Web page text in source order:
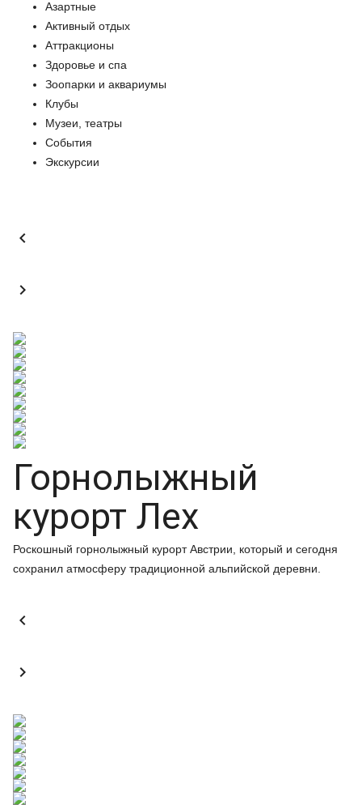
Азартные
Активный отдых
Аттракционы
Здоровье и спа
Зоопарки и аквариумы
Клубы
Музеи, театры
События
Экскурсии


Горнолыжный
курорт Лех
Роскошный горнолыжный курорт Австрии, который и сегодня
сохранил атмосферу традиционной альпийской деревни.

